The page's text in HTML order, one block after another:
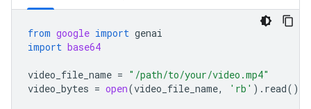
from google import genai
import base64
video_file_name = "/path/to/your/video.mp4"
video_bytes = open(video_file_name, 'rb' ) . read()